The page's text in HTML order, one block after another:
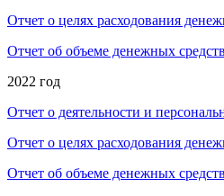
Отчет о целях расходования
Отчет об объеме денежных
2022 год
Отчет о деятельности и
Отчет о целях расходования
Отчет об объеме денежных